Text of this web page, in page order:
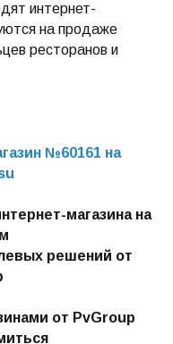
интернет-
на продаже
ресторанов и
№60161 на
магазина на
решений от
от PvGroup